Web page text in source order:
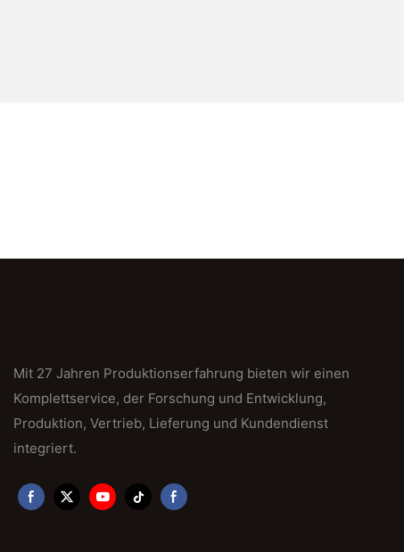
Mit 27 Jahren Produktionserfahrung bieten wir einen
Komplettservice, der Forschung und Entwicklung,
Produktion, Vertrieb, Lieferung und Kundendienst
integriert.